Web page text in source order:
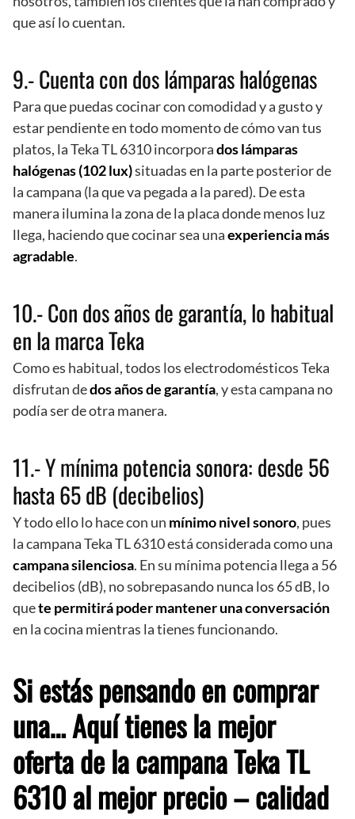
que así lo cuentan.
9.- Cuenta con dos lámparas halógenas
Para que puedas cocinar con comodidad y a gusto y
estar pendiente en todo momento de cómo van tus
platos, la Teka TL 6310 incorporados lámparas
halógenas (102 lux)situadas en la parte posterior de
la campana (la que va pegada a la pared). De esta
manera ilumina la zona de la placa donde menos luz
llega, haciendo que cocinar sea unaexperiencia más
agradable.
10.- Con dos años de garantía, lo habitual
en la marca Teka
Como es habitual, todos los electrodomésticos Teka
disfrutan dedos años de garantía, y esta campana no
podía ser de otra manera.
11.- Y mínima potencia sonora: desde 56
hasta 65 dB (decibelios)
Y todo ello lo hace con un mínimo nivel sonoro, pues
la campana Teka TL 6310 está considerada como una
campana silenciosa. En su mínima potencia llega a 56
decibelios (dB), no sobrepasando nunca los 65 dB, lo
quete permitirá poder mantener una conversación
en la cocina mientras la tienes funcionando.
Si estás pensando en comprar
una… Aquí tienes la mejor
oferta de la campana Teka TL
6310 al mejor precio – calidad